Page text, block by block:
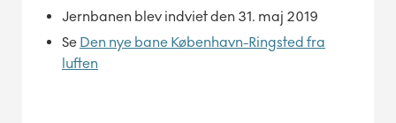
Jernbanen blev indviet den 31. maj 2019
Se Den nye bane København-Ringsted fra
luften